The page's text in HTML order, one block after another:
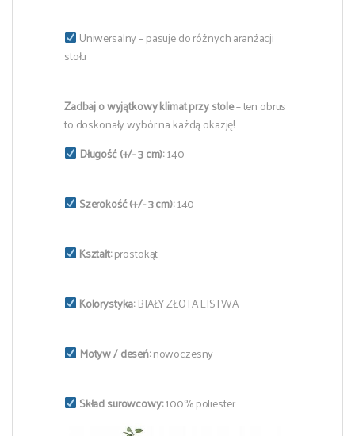
Uniwersalny – pasuje do różnych aranżacji
stołu
Zadbaj o wyjątkowy klimat przy stole– ten obrus
to doskonały wybór na każdą okazję!
Długość (+/- 3 cm):140
Szerokość (+/- 3 cm):140
Kształt:prostokąt
Kolorystyka:BIAŁY ZŁOTA LISTWA
Motyw / deseń:nowoczesny
Skład surowcowy:100% poliester